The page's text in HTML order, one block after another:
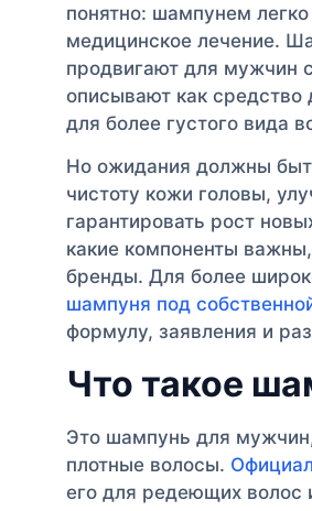
понятно: шампунем
медицинское лечение.
продвигают для мужчин
описывают как средство
для более густого вида
Но ожидания должны
чистоту кожи головы,
гарантировать рост
какие компоненты
бренды. Для более
шампуня под
формулу, заявления и
Что такое
Это шампунь для
плотные волосы.
его для редеющих волос